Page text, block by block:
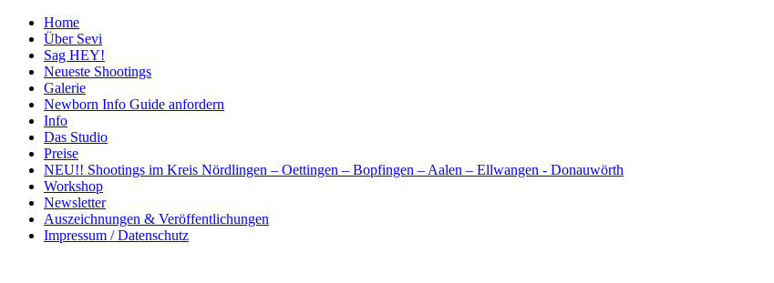
Home
Über Sevi
Sag HEY!
Neueste Shootings
Galerie
Newborn Info Guide anfordern
Info
Das Studio
Preise
NEU!! Shootings im Kreis Nördlingen – Oettingen – Bopfingen – Aalen – Ellwangen - Donauwörth
Workshop
Newsletter
Auszeichnungen & Veröffentlichungen
Impressum / Datenschutz